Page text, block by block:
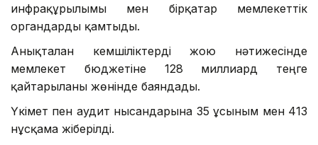
инфрақұрылымы мен бірқатар мемлекеттік
органдарды қамтыды.
Анықталған кемшіліктерді жою нәтижесінде
мемлекет бюджетіне 128 миллиард теңге
қайтарылғаны жөнінде баяндады.
Үкімет пен аудит нысандарына 35 ұсыным мен 413
нұсқама жіберілді.